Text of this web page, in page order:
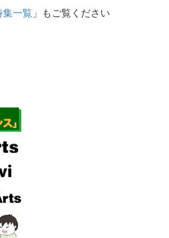
集一覧 」もご覧ください